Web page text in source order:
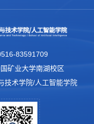
83591709
矿业大学南湖校区
技术学院/人工智能学院